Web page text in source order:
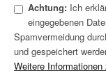
Achtung: Ich
eingegebenen
Spamvermeidung
und gespeichert
Weitere